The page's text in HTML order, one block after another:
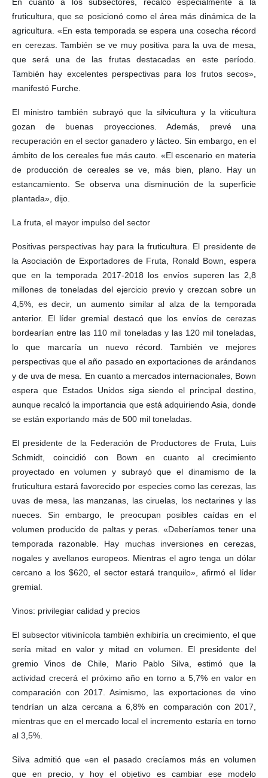
fruticultura, que se posicionó como el área más dinámica de la
agricultura. «En esta temporada se espera una cosecha récord
en cerezas. También se ve muy positiva para la uva de mesa,
que será una de las frutas destacadas en este período.
También hay excelentes perspectivas para los frutos secos»,
manifestó Furche.
El ministro también subrayó que la silvicultura y la viticultura
gozan de buenas proyecciones. Además, prevé una
recuperación en el sector ganadero y lácteo. Sin embargo, en el
ámbito de los cereales fue más cauto. «El escenario en materia
de producción de cereales se ve, más bien, plano. Hay un
estancamiento. Se observa una disminución de la superficie
plantada», dijo.
La fruta, el mayor impulso del sector
Positivas perspectivas hay para la fruticultura. El presidente de
la Asociación de Exportadores de Fruta, Ronald Bown, espera
que en la temporada 2017-2018 los envíos superen las 2,8
millones de toneladas del ejercicio previo y crezcan sobre un
4,5%, es decir, un aumento similar al alza de la temporada
anterior. El líder gremial destacó que los envíos de cerezas
bordearían entre las 110 mil toneladas y las 120 mil toneladas,
lo que marcaría un nuevo récord. También ve mejores
perspectivas que el año pasado en exportaciones de arándanos
y de uva de mesa. En cuanto a mercados internacionales, Bown
espera que Estados Unidos siga siendo el principal destino,
aunque recalcó la importancia que está adquiriendo Asia, donde
se están exportando más de 500 mil toneladas.
El presidente de la Federación de Productores de Fruta, Luis
Schmidt, coincidió con Bown en cuanto al crecimiento
proyectado en volumen y subrayó que el dinamismo de la
fruticultura estará favorecido por especies como las cerezas, las
uvas de mesa, las manzanas, las ciruelas, los nectarines y las
nueces. Sin embargo, le preocupan posibles caídas en el
volumen producido de paltas y peras. «Deberíamos tener una
temporada razonable. Hay muchas inversiones en cerezas,
nogales y avellanos europeos. Mientras el agro tenga un dólar
cercano a los $620, el sector estará tranquilo», afirmó el líder
gremial.
Vinos: privilegiar calidad y precios
El subsector vitivinícola también exhibiría un crecimiento, el que
sería mitad en valor y mitad en volumen. El presidente del
gremio Vinos de Chile, Mario Pablo Silva, estimó que la
actividad crecerá el próximo año en torno a 5,7% en valor en
comparación con 2017. Asimismo, las exportaciones de vino
tendrían un alza cercana a 6,8% en comparación con 2017,
mientras que en el mercado local el incremento estaría en torno
al 3,5%.
Silva admitió que «en el pasado crecíamos más en volumen
que en precio, y hoy el objetivo es cambiar ese modelo